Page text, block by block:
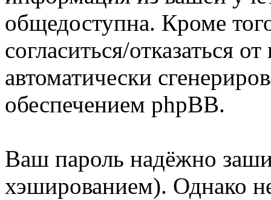
общедоступна. Кроме
согласиться/отказаться
автоматически
обеспечением phpBB.
Ваш пароль надёжно
хэшированием). Однако